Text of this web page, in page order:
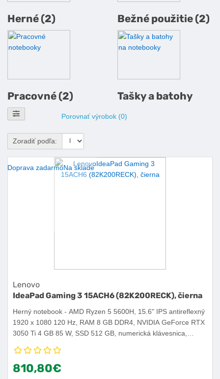
Herné (2) Bežné použitie (2)
Pracovné (2) Tašky a batohy
Zobraziť filtre Porovnať výrobok (0)
Zoradiť podľa:
Doprava zadarmoNa sklade
Lenovo
IdeaPad Gaming 3 15ACH6 (82K200RECK), čierna
Herný notebook - AMD Ryzen 5 5600H, 15.6" IPS antireflexný
1920 x 1080 120 Hz, RAM 8 GB DDR4, NVIDIA GeForce RTX
3050 Ti 4 GB 85 W, SSD 512 GB, numerická klávesnica,
WiFi 6, hmotnosť 2,25 kg, Bez OS.
810,80€